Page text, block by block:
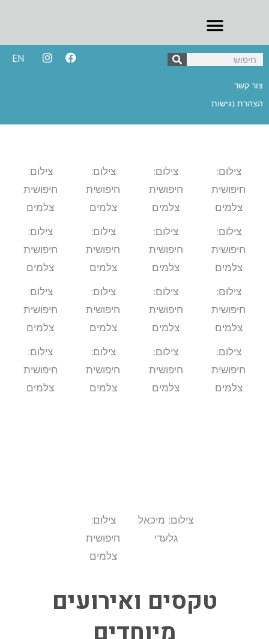
צור קשר
הצהרת נגישות
EN
צילום:
חיפושית
צלמים
צילום:
חיפושית
צלמים
צילום:
חיפושית
צלמים
צילום:
חיפושית
צלמים
צילום:
חיפושית
צלמים
צילום:
חיפושית
צלמים
צילום:
חיפושית
צלמים
צילום:
חיפושית
צלמים
צילום:
חיפושית
צלמים
צילום:
חיפושית
צלמים
צילום:
חיפושית
צלמים
צילום:
חיפושית
צלמים
צילום:
חיפושית
צלמים
צילום:
חיפושית
צלמים
צילום:
חיפושית
צלמים
צילום:
חיפושית
צלמים
צילום: מיכאל
גלעדי
צילום:
חיפושית
צלמים
טקסים ואירועים